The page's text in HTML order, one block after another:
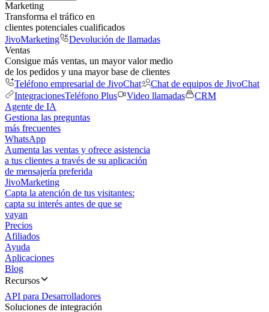
Marketing
Transforma el tráfico en
clientes potenciales cualificados
JivoMarketing
Devolución de llamadas
Ventas
Consigue más ventas, un mayor valor medio
de los pedidos y una mayor base de clientes
Teléfono empresarial de JivoChat
Chat de equipos de JivoChat
IntegracionesTeléfono Plus Video llamadas
CRM
Agente de IA
Gestiona las preguntas
más frecuentes
WhatsApp
Aumenta las ventas y ofrece asistencia
a tus clientes a través de su aplicación
de mensajería preferida
JivoMarketing
Capta la atención de tus visitantes:
capta su interés antes de que se
vayan
Precios
Afiliados
Ayuda
Aplicaciones
Blog
Recursos
API para Desarrolladores
Soluciones de integración